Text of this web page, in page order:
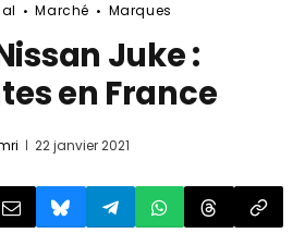
Marché Marques
Juke :
en France
22 janvier 2021